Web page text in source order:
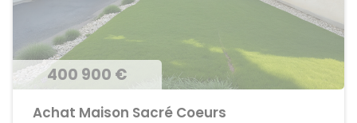
400 900 €
Achat Maison Sacré Coeurs